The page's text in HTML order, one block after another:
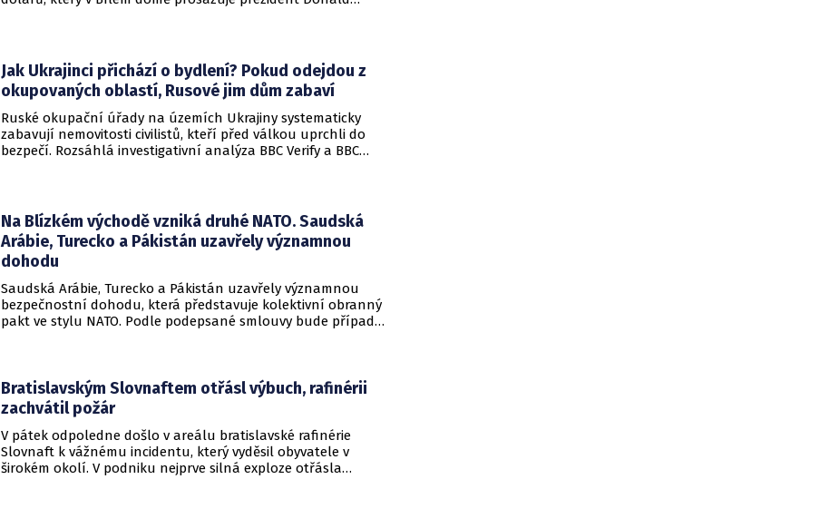
Jak Ukrajinci přichází o bydlení? Pokud odejdou z
okupovaných oblastí, Rusové jim dům zabaví
Ruské okupační úřady na územích Ukrajiny systematicky
zabavují nemovitosti civilistů, kteří před válkou uprchli do
bezpečí. Rozsáhlá investigativní analýza BBC Verify a BBC
Na Blízkém východě vzniká druhé NATO. Saudská
Arábie, Turecko a Pákistán uzavřely významnou
dohodu
Saudská Arábie, Turecko a Pákistán uzavřely významnou
bezpečnostní dohodu, která představuje kolektivní obranný
pakt ve stylu NATO. Podle podepsané smlouvy bude případný
Bratislavským Slovnaftem otřásl výbuch, rafinérii
zachvátil požár
V pátek odpoledne došlo v areálu bratislavské rafinérie
Slovnaft k vážnému incidentu, který vyděsil obyvatele v
širokém okolí. V podniku nejprve silná exploze otřásla